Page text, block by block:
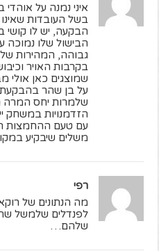
איני נמנה על
בשל העובדות
הבקעה, יש לו קושי
הבישול שלו נמוכה
גבוהה, המהירות
בקרבות האויר
שמוצגים כאן
על בן שהר
הזדמנויות במשחק
עם טעם ההחמצות
משלים שיבקיע
רפי
מה הנתונים של
לפנדלים שלמשל
שלהם…